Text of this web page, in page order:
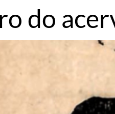
do